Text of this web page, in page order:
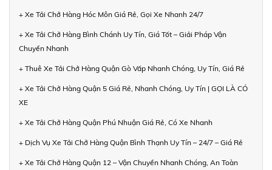
+ Xe Tải Chở Hàng Hóc Môn Giá Rẻ, Gọi Xe Nhanh 24/7
+ Xe Tải Chở Hàng Bình Chánh Uy Tín, Giá Tốt – Giải Pháp Vận
Chuyển Nhanh
+ Thuê Xe Tải Chở Hàng Quận Gò Vấp Nhanh Chóng, Uy Tín, Giá Rẻ
+ Xe Tải Chở Hàng Quận 5 Giá Rẻ, Nhanh Chóng, Uy Tín | GỌI LÀ CÓ
XE
+ Xe Tải Chở Hàng Quận Phú Nhuận Giá Rẻ, Có Xe Nhanh
+ Dịch Vụ Xe Tải Chở Hàng Quận Bình Thạnh Uy Tín – 24/7 – Giá Rẻ
+ Xe Tải Chở Hàng Quận 12 – Vận Chuyển Nhanh Chóng, An Toàn